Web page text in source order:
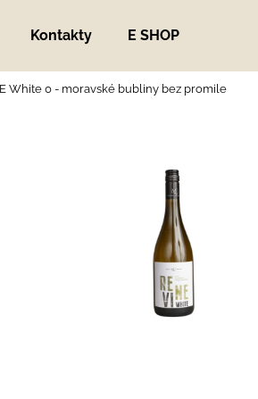
Kontakty E SHOP
White 0 - moravské bubliny bez promile
Co potřebujete najít?
Doporučujeme